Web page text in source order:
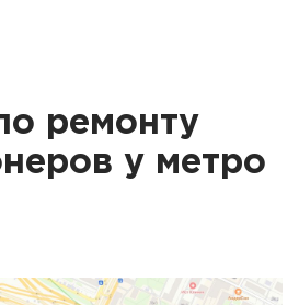
ремонту
у метро